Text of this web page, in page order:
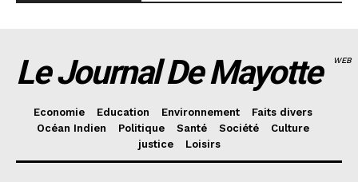
Le Journal De Mayotte WEB
Economie Education Environnement
Faits divers
Océan Indien
Politique Santé Société
Culture
justice
Loisirs